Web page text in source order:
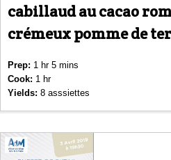
cabillaud au cacao
crémeux pomme de
Prep: 1 hr 5 mins
Cook: 1 hr
Yields: 8 asssiettes